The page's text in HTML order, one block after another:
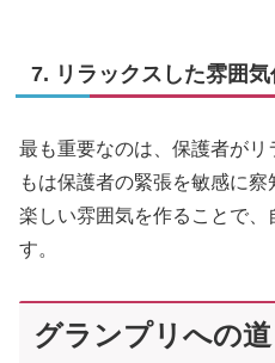
7. リラックスした雰囲気
最も重要なのは、保護者が
もは保護者の緊張を敏感に察
楽しい雰囲気を作ることで、
す。
グランプリへの道